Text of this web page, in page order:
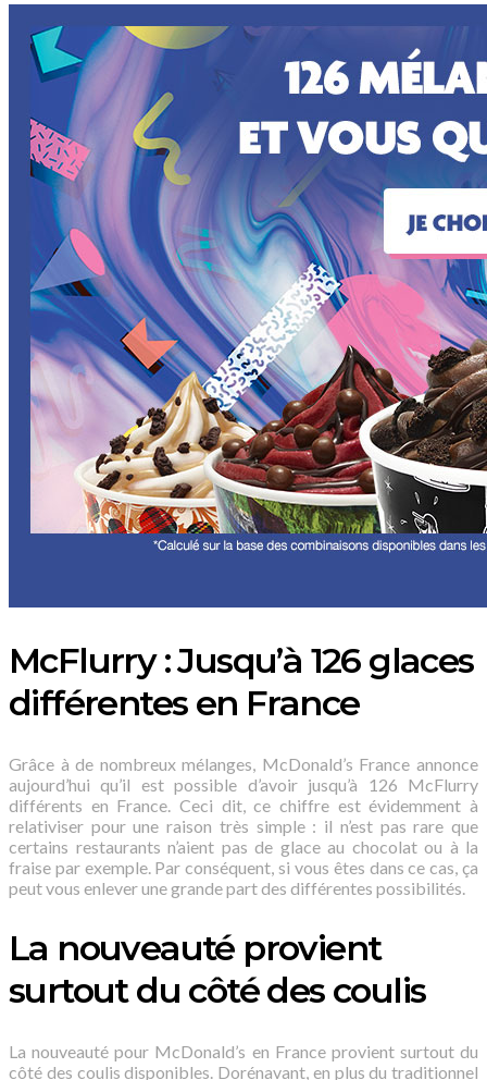
McFlurry : Jusqu’à 126 glaces
différentes en France
Grâce à de nombreux mélanges, McDonald’s France annonce
aujourd’hui qu’il est possible d’avoir jusqu’à 126 McFlurry
différents en France. Ceci dit, ce chiffre est évidemment à
relativiser pour une raison très simple : il n’est pas rare que
certains restaurants n’aient pas de glace au chocolat ou à la
fraise par exemple. Par conséquent, si vous êtes dans ce cas, ça
peut vous enlever une grande part des différentes possibilités.
La nouveauté provient
surtout du côté des coulis
La nouveauté pour McDonald’s en France provient surtout du
côté des coulis disponibles. Dorénavant, en plus du traditionnel